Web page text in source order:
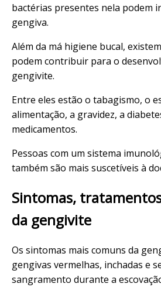
bactérias presentes nela podem
gengiva.
Além da má higiene bucal,
podem contribuir para o
gengivite.
Entre eles estão o tabagismo, o
alimentação, a gravidez, a
medicamentos.
Pessoas com um sistema
também são mais suscetíveis à
Sintomas,
da gengivite
Os sintomas mais comuns da
gengivas vermelhas, inchadas e
sangramento durante a